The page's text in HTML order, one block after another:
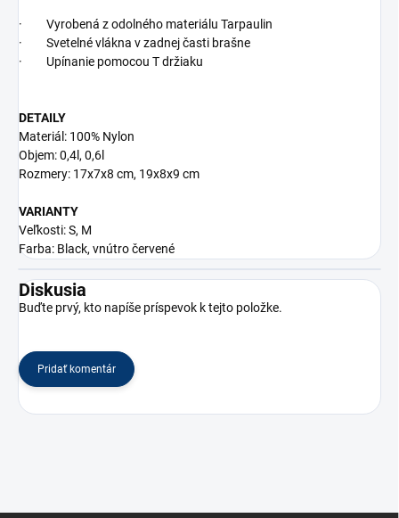
· Vyrobená z odolného materiálu Tarpaulin
· Svetelné vlákna v zadnej časti brašne
· Upínanie pomocou T držiaku
DETAILY
Materiál: 100% Nylon
Objem: 0,4l, 0,6l
Rozmery: 17x7x8 cm, 19x8x9 cm
VARIANTY
Veľkosti: S, M
Farba: Black, vnútro červené
Diskusia
Buďte prvý, kto napíše príspevok k tejto položke.
Pridať komentár